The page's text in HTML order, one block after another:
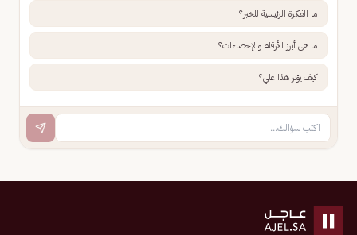
ما الفكرة الرئيسية للخبر؟
ما هي أبرز الأرقام والإحصاءات؟
كيف يؤثر هذا علي؟